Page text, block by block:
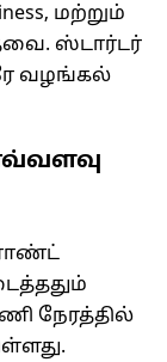
மற்றும்
ஸ்டார்டர்
வழங்கல்
நேரத்தில்